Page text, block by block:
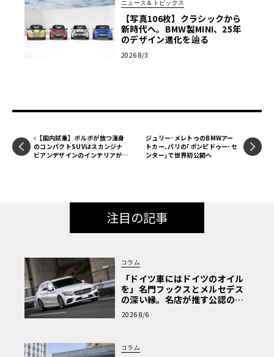
かつ上質な空間が提供されることは間違いない。
注目の心臓部だが、ライバルのメルセデスAMGがV8から直
ブリッドを流用、ラベルレッドでは最高出力748psを発揮
するが、M5ではデチューンされ最高出力728psを発揮する
最強セダンに名乗りを上げることになるのだ。
BMWセダンの歴史を塗り替える新型「M5」のワールドプ
レミアは、2024年内と予想されている。
ニュース＆トピックス
【写真106枚】クラシックから
新時代へ。BMW製MINI、25年
のデザイン進化を辿る
2026 8/3
【国内試乗】ボルボが放つ渾身
のコンパクトSUVはスカンジナ
ビアンデザインのインテリアが大
ジュリー･メレトゥのBMWアー
トカー､パリの｢ポンピドゥー･セ
ンター｣で世界初公開へ
注目の記事
コラム
「ドイツ車にはドイツのオイル
を」名門フックスとメルセデス
の深い縁。名店が推す公認の安
心と、Cクラスで味わうシルキー
な走り〈PR〉
2026 8/6
コラム